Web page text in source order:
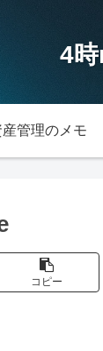
4
産管理のメモ
コピー